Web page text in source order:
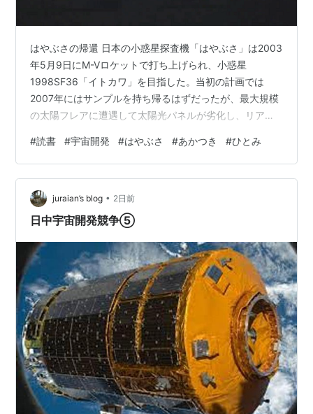
はやぶさの帰還 日本の小惑星探査機「はやぶさ」は2003
年5月9日にM-Vロケットで打ち上げられ、小惑星
1998SF36「イトカワ」を目指した。当初の計画では
2007年にはサンプルを持ち帰るはずだったが、最大規模
の太陽フレアに遭遇して太陽光パネルが劣化し、リアク
燃料が漏れ出し、通信途絶してみそすり運動を始め、帰
路でもイオンエンジンが片っ端からダメになどトラブル
の連続だった。それでも運用チームは1ビット通信で姿勢
を立て直し、太陽光圧でスピンを安定させ、あっちのス
ラスタの中和機とこっちのスラスタのイオン源を無理や
#読書 #宇宙開発 #はやぶさ #あかつき #ひとみ
juraian’s blog • 2日前
日中宇宙開発競争⑤